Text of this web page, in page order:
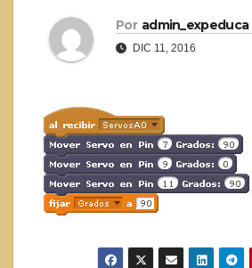
Por admin_expeduca
DIC 11, 2016